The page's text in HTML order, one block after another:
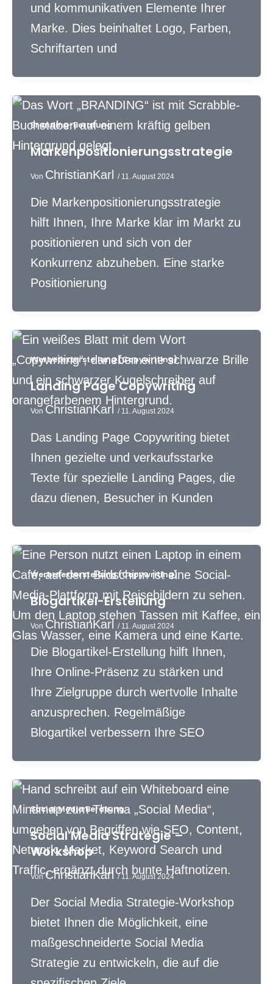
und kommunikativen Elemente Ihrer
Marke. Dies beinhaltet Logo, Farben,
Schriftarten und
Branding-Beratung
Markenpositionierungsstrategie
Von ChristianKarl / 11. August 2024
Die Markenpositionierungsstrategie
hilft Ihnen, Ihre Marke klar im Markt zu
positionieren und sich von der
Konkurrenz abzuheben. Eine starke
Positionierung
Werbetexterstellung (Copywriting)
Landing Page Copywriting
Von ChristianKarl / 11. August 2024
Das Landing Page Copywriting bietet
Ihnen gezielte und verkaufsstarke
Texte für spezielle Landing Pages, die
dazu dienen, Besucher in Kunden
Werbetexterstellung (Copywriting)
Blogartikel-Erstellung
Von ChristianKarl/ 11. August 2024
Die Blogartikel-Erstellung hilft Ihnen,
Ihre Online-Präsenz zu stärken und
Ihre Zielgruppe durch wertvolle Inhalte
anzusprechen. Regelmäßige
Blogartikel verbessern Ihre SEO
Social Media Beratung
Social Media Strategie –
Workshop
VonChristianKarl/11. August 2024
Der Social Media Strategie-Workshop
bietet Ihnen die Möglichkeit, eine
maßgeschneiderte Social Media
Strategie zu entwickeln, die auf die